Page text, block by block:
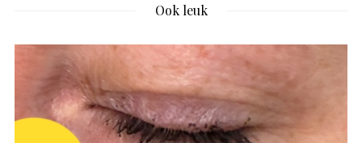
Ook leuk